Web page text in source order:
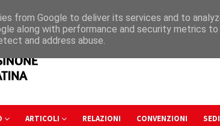
ARTICOLI RELAZIONI CONVENZIONI SEDI
from Google to deliver its services and to
along with performance and security metrics
and address abuse.